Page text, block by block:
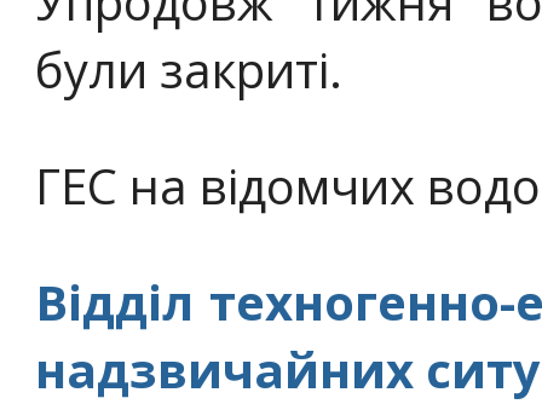
були закриті.
ГЕС на відомчих
Відділ
надзвичайних